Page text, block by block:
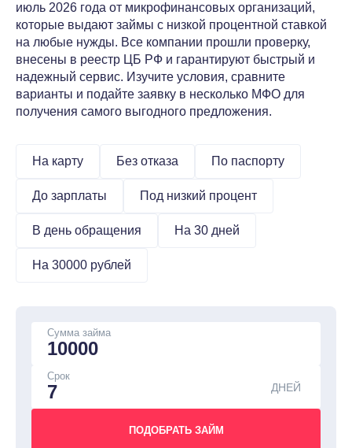
июль 2026 года от микрофинансовых организаций,
которые выдают займы с низкой процентной ставкой
на любые нужды. Все компании прошли проверку,
внесены в реестр ЦБ РФ и гарантируют быстрый и
надежный сервис. Изучите условия, сравните
варианты и подайте заявку в несколько МФО для
получения самого выгодного предложения.
На карту Без отказа По паспорту
До зарплаты Под низкий процент
В день обращения На 30 дней
На 30000 рублей
Сумма займа
Срок
ДНЕЙ